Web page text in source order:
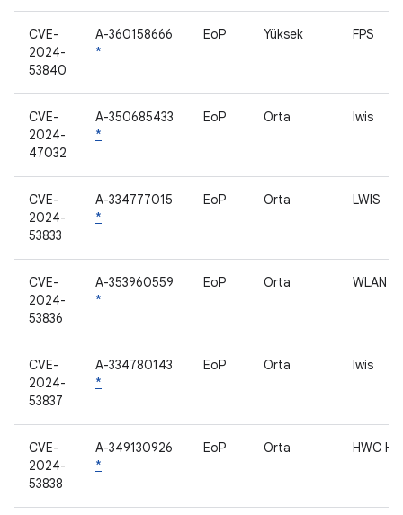
CVE-
2024-
53840
A-360158666
*
EoP Yüksek FPS
CVE-
2024-
47032
A-350685433
*
EoP Orta lwis
CVE-
2024-
53833
A-334777015
*
EoP Orta LWIS
CVE-
2024-
53836
A-353960559
*
EoP Orta WLAN
CVE-
2024-
53837
A-334780143
*
EoP Orta lwis
CVE-
2024-
53838
A-349130926
*
EoP Orta HWC